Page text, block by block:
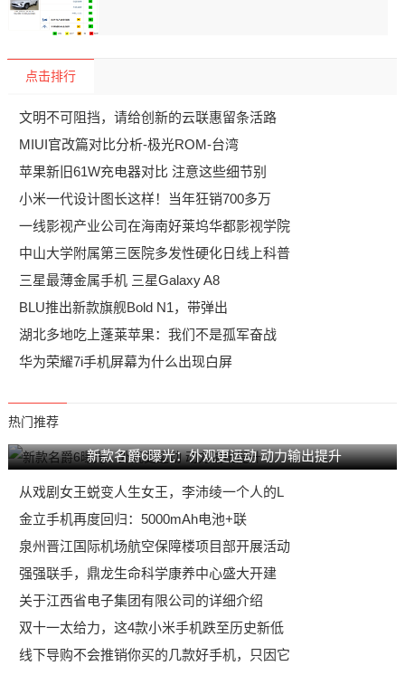
点击排行
文明不可阻挡，请给创新的云联惠留条活路
MIUI官改篇对比分析-极光ROM-台湾
苹果新旧61W充电器对比 注意这些细节别
小米一代设计图长这样！当年狂销700多万
一线影视产业公司在海南好莱坞华都影视学院
中山大学附属第三医院多发性硬化日线上科普
三星最薄金属手机 三星Galaxy A8
BLU推出新款旗舰Bold N1，带弹出
湖北多地吃上蓬莱苹果：我们不是孤军奋战
华为荣耀7i手机屏幕为什么出现白屏
热门推荐
新款名爵6曝光：外观更运动 动力输出提升
从戏剧女王蜕变人生女王，李沛绫一个人的L
金立手机再度回归：5000mAh电池+联
泉州晋江国际机场航空保障楼项目部开展活动
强强联手，鼎龙生命科学康养中心盛大开建
关于江西省电子集团有限公司的详细介绍
双十一太给力，这4款小米手机跌至历史新低
线下导购不会推销你买的几款好手机，只因它